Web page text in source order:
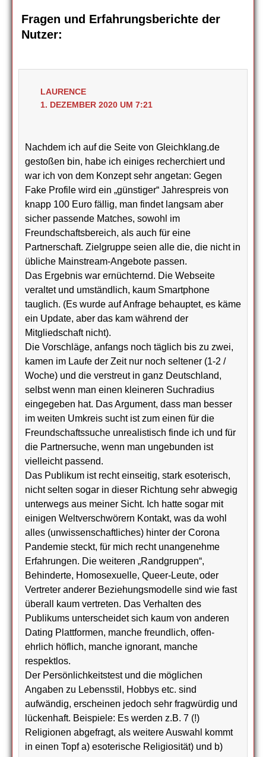
Fragen und Erfahrungsberichte der
Nutzer:
LAURENCE
1. DEZEMBER 2020 UM 7:21
Nachdem ich auf die Seite von Gleichklang.de
gestoßen bin, habe ich einiges recherchiert und
war ich von dem Konzept sehr angetan: Gegen
Fake Profile wird ein „günstiger“ Jahrespreis von
knapp 100 Euro fällig, man findet langsam aber
sicher passende Matches, sowohl im
Freundschaftsbereich, als auch für eine
Partnerschaft. Zielgruppe seien alle die, die nicht in
übliche Mainstream-Angebote passen.
Das Ergebnis war ernüchternd. Die Webseite
veraltet und umständlich, kaum Smartphone
tauglich. (Es wurde auf Anfrage behauptet, es käme
ein Update, aber das kam während der
Mitgliedschaft nicht).
Die Vorschläge, anfangs noch täglich bis zu zwei,
kamen im Laufe der Zeit nur noch seltener (1-2 /
Woche) und die verstreut in ganz Deutschland,
selbst wenn man einen kleineren Suchradius
eingegeben hat. Das Argument, dass man besser
im weiten Umkreis sucht ist zum einen für die
Freundschaftssuche unrealistisch finde ich und für
die Partnersuche, wenn man ungebunden ist
vielleicht passend.
Das Publikum ist recht einseitig, stark esoterisch,
nicht selten sogar in dieser Richtung sehr abwegig
unterwegs aus meiner Sicht. Ich hatte sogar mit
einigen Weltverschwörern Kontakt, was da wohl
alles (unwissenschaftliches) hinter der Corona
Pandemie steckt, für mich recht unangenehme
Erfahrungen. Die weiteren „Randgruppen“,
Behinderte, Homosexuelle, Queer-Leute, oder
Vertreter anderer Beziehungsmodelle sind wie fast
überall kaum vertreten. Das Verhalten des
Publikums unterscheidet sich kaum von anderen
Dating Plattformen, manche freundlich, offen-
ehrlich höflich, manche ignorant, manche
respektlos.
Der Persönlichkeitstest und die möglichen
Angaben zu Lebensstil, Hobbys etc. sind
aufwändig, erscheinen jedoch sehr fragwürdig und
lückenhaft. Beispiele: Es werden z.B. 7 (!)
Religionen abgefragt, als weitere Auswahl kommt
in einen Topf a) esoterische Religiosität) und b)